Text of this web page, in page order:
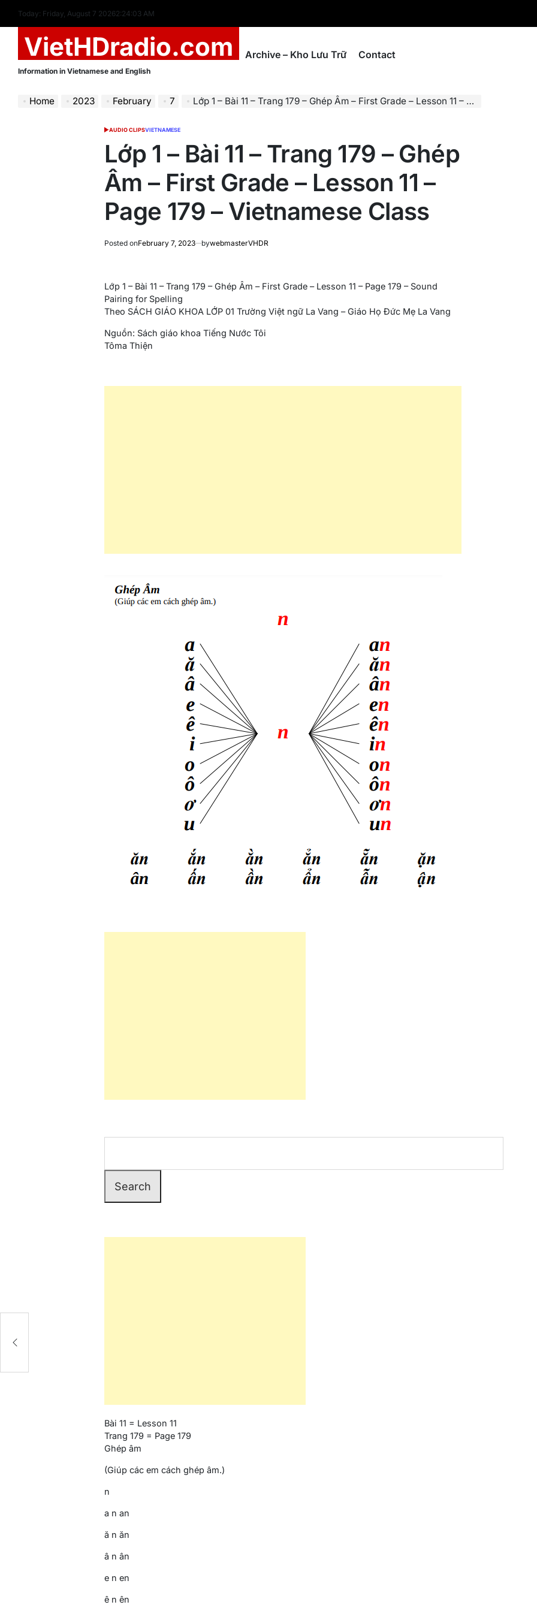
content
Today: Friday, August 7 20262:24:04 AM
VietHDradio.com
Information in Vietnamese and English
Archive – Kho Lưu Trữ Contact
Home 2023 February 7 Lớp 1 – Bài 11 – Trang 179 – Ghép Âm – First Grade – Lesson 11 – Page 179 – Vietnamese Class
POSTED
AUDIO CLIPSVIETNAMESE
Lớp 1 – Bài 11 – Trang 179 – Ghép
Âm – First Grade – Lesson 11 –
Page 179 – Vietnamese Class
Posted onFebruary 7, 2023 bywebmasterVHDR
Lớp 1 – Bài 11 – Trang 179 – Ghép Âm – First Grade – Lesson 11 – Page 179 – Sound
Pairing for Spelling
Theo SÁCH GIÁO KHOA LỚP 01 Trường Việt ngữ La Vang – Giáo Họ Đức Mẹ La Vang
Nguồn: Sách giáo khoa Tiếng Nước Tôi
Tôma Thiện
Bài 11 = Lesson 11
Trang 179 = Page 179
Ghép âm
(Giúp các em cách ghép âm.)
n
a n an
ă n ăn
â n ân
e n en
ê n ên